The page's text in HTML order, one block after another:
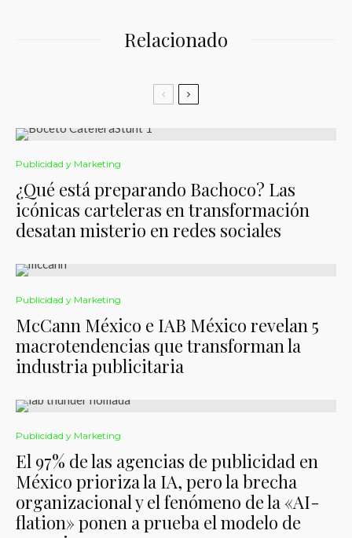
Relacionado
Publicidad y Marketing
¿Qué está preparando Bachoco? Las
icónicas carteleras en transformación
desatan misterio en redes sociales
Publicidad y Marketing
McCann México e IAB México revelan 5
macrotendencias que transforman la
industria publicitaria
Publicidad y Marketing
El 97% de las agencias de publicidad en
México prioriza la IA, pero la brecha
organizacional y el fenómeno de la «AI-
flation» ponen a prueba el modelo de